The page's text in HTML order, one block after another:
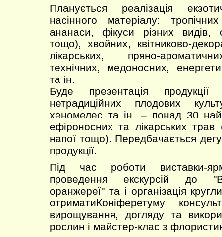
Планується реалізація
насінного матеріалу:
ананаси, фікуси різних видів,
тощо), хвойних, квітниково-
лікарських, пряно-
технічних, медоносних,
та ін.
Буде презентація
нетрадиційних плодових
хеномелес та ін. – понад 30
ефіроносних та лікарських трав
напої тощо). Передбачається
продукції.
Під час роботи виставки-
проведення екскурсій до
оранжереї" та і організація
отриматиКоніферетуму
вирощування, догляду та
рослин і майстер-клас з